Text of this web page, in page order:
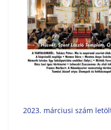
2023. márciusi szám